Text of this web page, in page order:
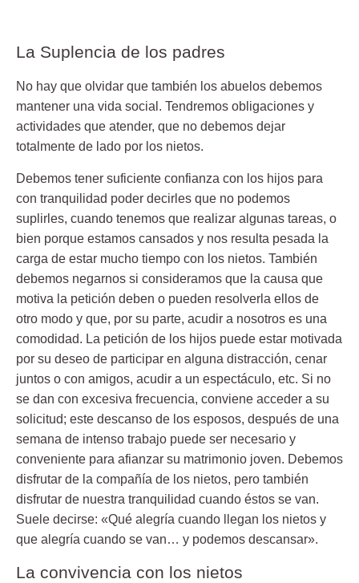
La Suplencia de los padres
No hay que olvidar que también los abuelos debemos
mantener una vida social. Tendremos obligaciones y
actividades que atender, que no debemos dejar
totalmente de lado por los nietos.
Debemos tener suficiente confianza con los hijos para
con tranquilidad poder decirles que no podemos
suplirles, cuando tenemos que realizar algunas tareas, o
bien porque estamos cansados y nos resulta pesada la
carga de estar mucho tiempo con los nietos. También
debemos negarnos si consideramos que la causa que
motiva la petición deben o pueden resolverla ellos de
otro modo y que, por su parte, acudir a nosotros es una
comodidad. La petición de los hijos puede estar motivada
por su deseo de participar en alguna distracción, cenar
juntos o con amigos, acudir a un espectáculo, etc. Si no
se dan con excesiva frecuencia, conviene acceder a su
solicitud; este descanso de los esposos, después de una
semana de intenso trabajo puede ser necesario y
conveniente para afianzar su matrimonio joven. Debemos
disfrutar de la compañía de los nietos, pero también
disfrutar de nuestra tranquilidad cuando éstos se van.
Suele decirse: «Qué alegría cuando llegan los nietos y
que alegría cuando se van… y podemos descansar».
La convivencia con los nietos